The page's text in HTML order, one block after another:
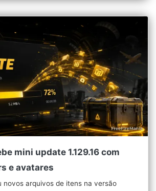
mini update 1.129.16 com
e avatares
novos arquivos de itens na versão